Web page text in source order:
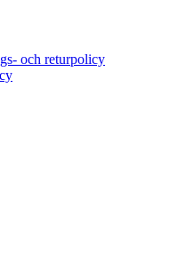
och returpolicy